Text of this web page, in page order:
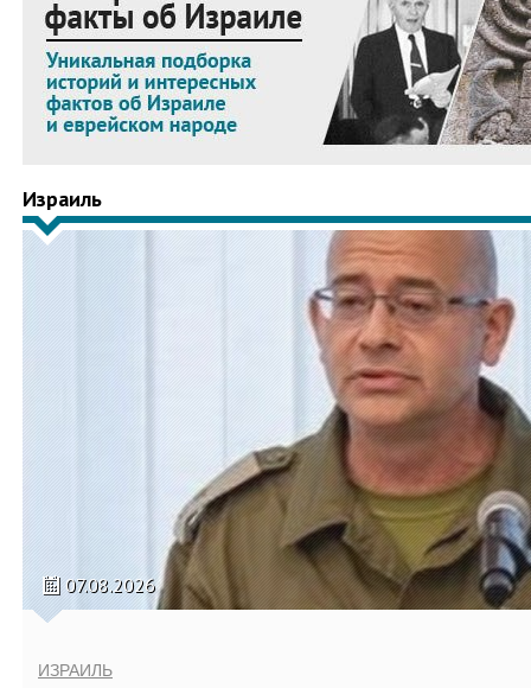
Израиль
07.08.2026
ИЗРАИЛЬ